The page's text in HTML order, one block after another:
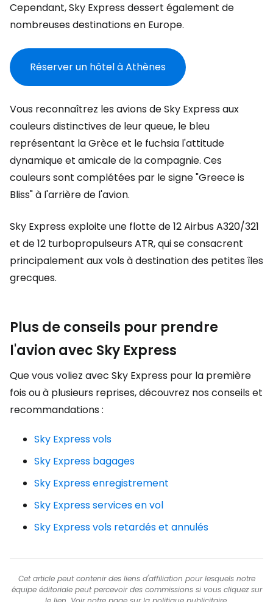
Cependant, Sky Express dessert également de
nombreuses destinations en Europe.
Réserver un hôtel à Athènes
Vous reconnaîtrez les avions de Sky Express aux
couleurs distinctives de leur queue, le bleu
représentant la Grèce et le fuchsia l'attitude
dynamique et amicale de la compagnie. Ces
couleurs sont complétées par le signe"Greece is
Bliss"à l'arrière de l'avion.
Sky Express exploite une flotte de 12 Airbus A320/321
et de 12 turbopropulseurs ATR, qui se consacrent
principalement aux vols à destination des petites îles
grecques.
Plus de conseils pour prendre
l'avion avec Sky Express
Que vous voliez avec Sky Express pour la première
fois ou à plusieurs reprises, découvrez nos conseils et
recommandations :
Sky Express vols
Sky Express bagages
Sky Express enregistrement
Sky Express services en vol
Sky Express vols retardés et annulés
Cet article peut contenir des liens d'affiliation pour lesquels notre
équipe éditoriale peut percevoir des commissions si vous cliquez sur